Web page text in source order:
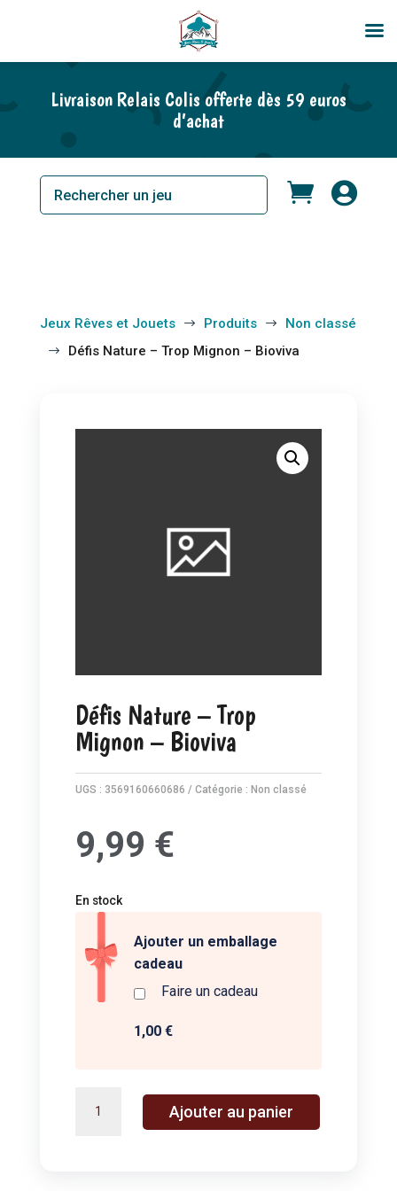
Livraison Relais Colis offerte dès 59 euros
d’achat
 
Jeux Rêves et Jouets $ Produits $ Non classé
$ Défis Nature – Trop Mignon – Bioviva
Défis Nature – Trop
Mignon – Bioviva
UGS : 3569160660686 Catégorie : Non classé
9,99 €
En stock
Ajouter un emballage
cadeau
Faire un cadeau
1,00 €
Ajouter au panier
A